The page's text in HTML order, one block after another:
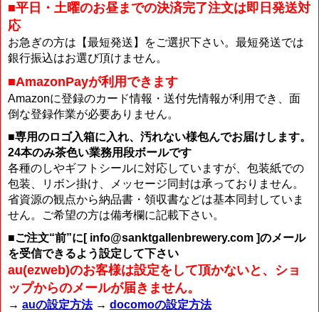
■平日・土曜のお昼までの決済完了注文は即日発送対
応
お急ぎの方は【最短発送】をご選択下さい。最短発送では
銀行振込はお選び頂けません。
■AmazonPayが利用できます
Amazonに登録のカード情報・送付先情報が利用でき、面
倒な登録作業が必要ありません。
■専用のロゴ入箱に入れ、汚れない様包んでお届けします。
24本のみ茶色い業務用段ボールです
各種のしやギフトシールに対応していますが、包装紙での
包装、リボン掛け、メッセージ同封は承っておりません。
省資源の観点から納品書・領収書などは基本同封していま
せん。ご希望の方は備考欄に記載下さい。
■ご注文“前”に[ info@sanktgallenbrewery.com ]のメール
を受信できるよう設定して下さい
au(ezweb)のお客様は設定をして頂かないと、ショ
ップからのメールが届きません。
→ auの設定方法 → docomoの設定方法